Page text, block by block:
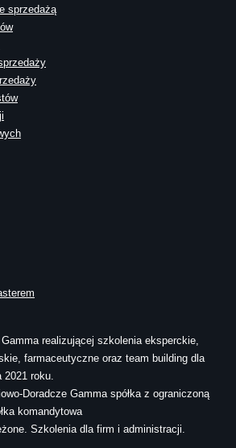
sprzedażą
realizującej szkolenia eksperckie,
farmaceutyczne oraz team building dla
2021 roku.
Doradcze Gamma spółka z ograniczoną
komandytowa
Szkolenia dla firm i administracji.